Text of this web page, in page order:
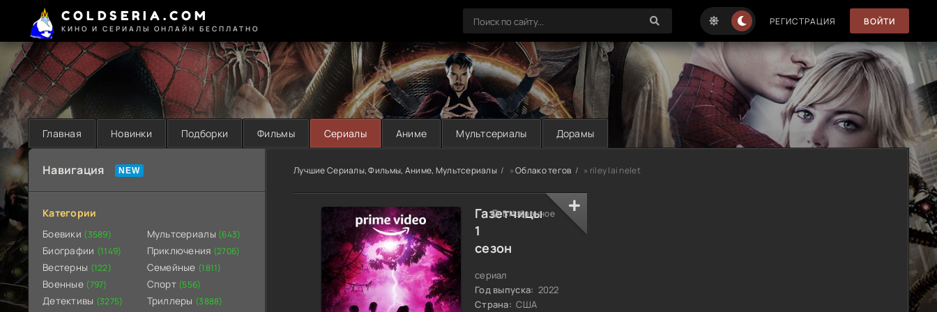
COLDSERIA.COM
КИНО И СЕРИАЛЫ ОНЛАЙН БЕСПЛАТНО
РЕГИСТРАЦИЯ ВОЙТИ
Главная Новинки Подборки Фильмы Сериалы Аниме Мультсериалы Дорамы
Навигация
Категории
Боевики (3589)
Биографии (1149)
Вестерны (122)
Военные (797)
Детективы (3275)
Мультсериалы (643)
Приключения (2706)
Семейные (1811)
Спорт (556)
Триллеры (3888)
Лучшие Сериалы, Фильмы, Аниме, Мультсериалы »Облако тегов » riley lai nelet
Газетчицы
1
сезон
сериал
Год выпуска: 2022
Страна: США
В Избранное